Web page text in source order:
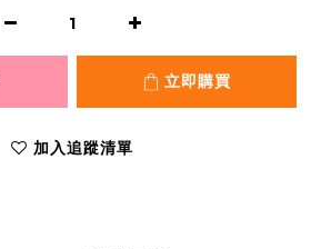
立即購買
加入追蹤清單